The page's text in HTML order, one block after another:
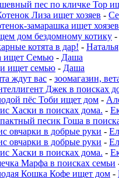
пес по кличке Тор
Лиза ищет хозяев -
замарашка ищет
дом бездомному котику -
котята в дар! - Наталья
ищет Семью - Даша
ищет семью - Даша
ждут вас - зоомагазин,
Джек в поисках
пёс Тоби ищет дом -
Хаски в поисках дома. -
песик Гоша в
овчарки в добрые руки -
овчарки в добрые руки -
Хаски в поисках дома. -
Марфа в поисках семьи
Кошка Кофе ищет дом -